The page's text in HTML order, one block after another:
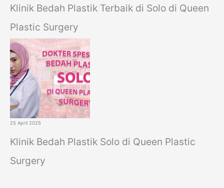
Klinik Bedah Plastik Terbaik di Solo di Queen
Plastic Surgery
25 April 2025
Klinik Bedah Plastik Solo di Queen Plastic
Surgery